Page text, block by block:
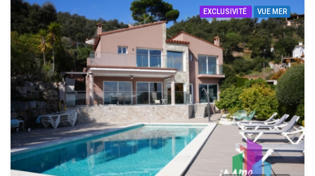
EXCLUSIVITÉ VUE MER